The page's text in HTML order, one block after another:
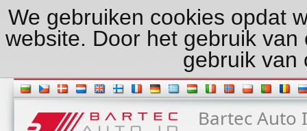
We gebruiken cookies opdat
website. Door het gebruik
gebruik van
Bartec Auto